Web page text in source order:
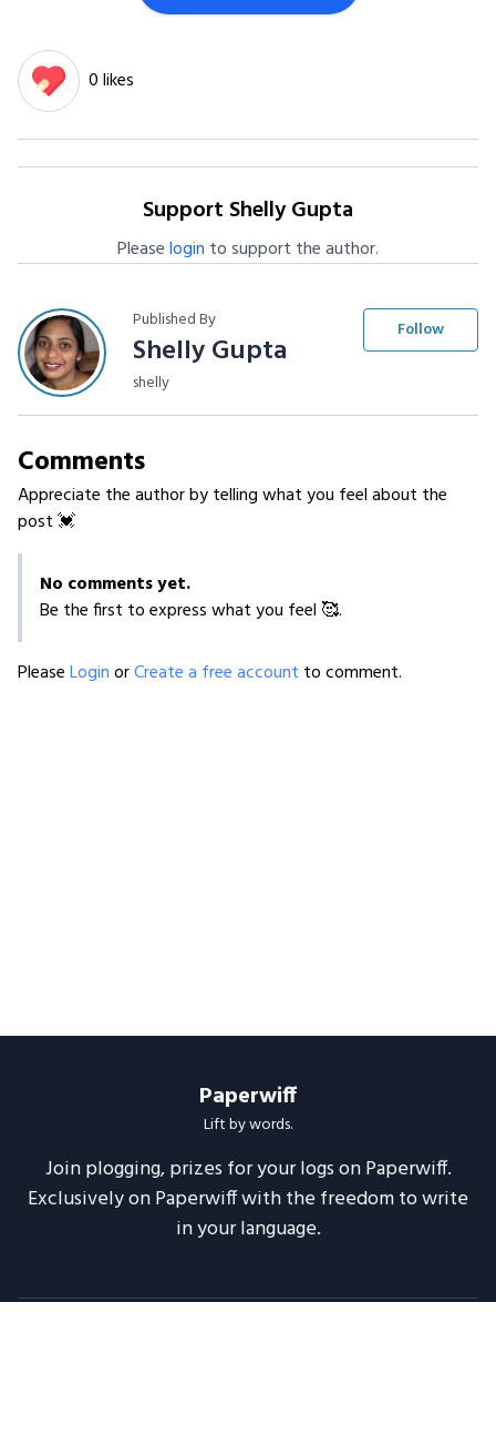
0 likes
Support Shelly Gupta
Pleaselogin to support the author.
Published By
Shelly Gupta
shelly
Follow
Comments
Appreciate the author by telling what you feel about the
post 💓
No comments yet.
Be the first to express what you feel 🥰.
PleaseLoginorCreate a free account to comment.
Paperwiff
Lift by words.
Join plogging, prizes for your logs on Paperwiff.
Exclusively on Paperwiff with the freedom to write
in your language.